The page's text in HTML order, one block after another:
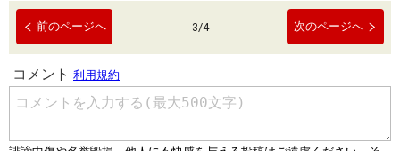
前のページへ 3/4 次のページへ